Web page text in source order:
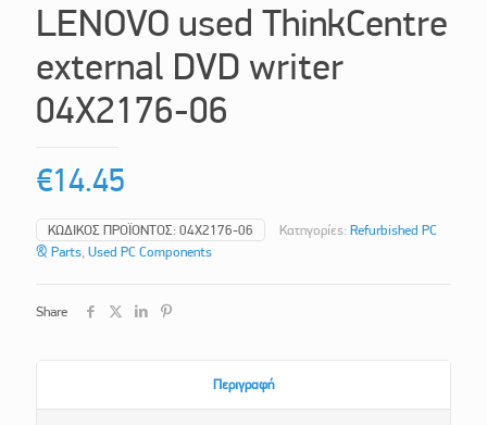
LENOVO used ThinkCentre
external DVD writer
04X2176-06
€14.45
ΚΩΔΙΚΌΣ ΠΡΟΪΌΝΤΟΣ: 04X2176-06 Κατηγορίες: Refurbished PC
& Parts, Used PC Components
Share
Περιγραφή